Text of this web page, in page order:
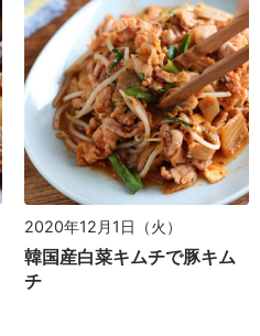
2020年12月1日（火）
韓国産白菜キムチで豚キム
チ